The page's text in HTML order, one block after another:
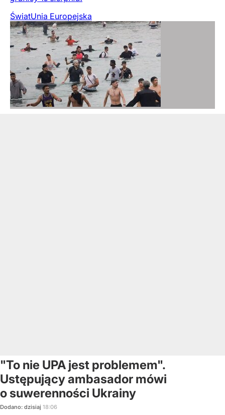
ŚwiatUnia Europejska
"To nie UPA jest problemem".
Ustępujący ambasador mówi
o suwerenności Ukrainy
Dodano: dzisiaj 18:06